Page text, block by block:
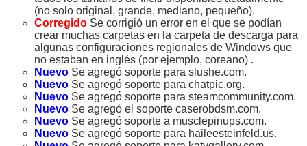
(no solo original, grande, mediano, pequeño).
Corregido Se corrigió un error en el que se podían
crear muchas carpetas en la carpeta de descarga para
algunas configuraciones regionales de Windows que
no estaban en inglés (por ejemplo, coreano) .
Nuevo Se agregó soporte para slushe.com.
Nuevo Se agregó soporte para chatpic.org.
Nuevo Se agregó soporte para steamcommunity.com.
Nuevo Se agregó el soporte caserobdsm.com.
Nuevo Se agregó soporte a musclepinups.com.
Nuevo Se agregó soporte para haileesteinfeld.us.